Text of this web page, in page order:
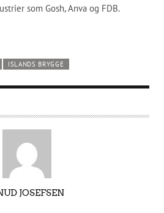
som Gosh, Anva og FDB.
ISLANDS BRYGGE
JOSEFSEN